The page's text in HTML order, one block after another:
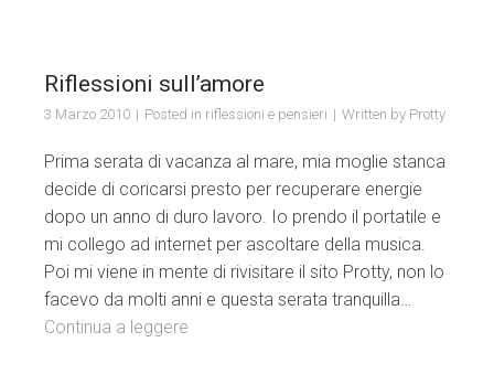
Riflessioni sull’amore
3 Marzo 2010 Posted in riflessioni e pensieri Written by Protty
Prima serata di vacanza al mare, mia moglie stanca
decide di coricarsi presto per recuperare energie
dopo un anno di duro lavoro. Io prendo il portatile e
mi collego ad internet per ascoltare della musica.
Poi mi viene in mente di rivisitare il sito Protty, non lo
facevo da molti anni e questa serata tranquilla…
Continua a leggere